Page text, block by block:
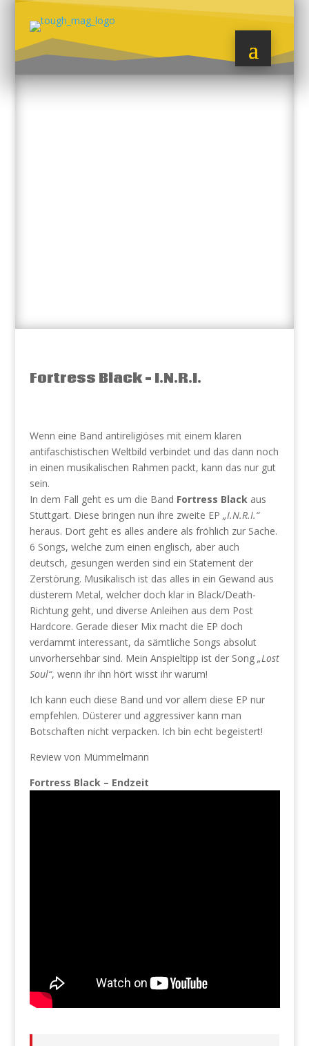
Fortress Black – I.N.R.I.
Wenn eine Band antireligiöses mit einem klaren
antifaschistischen Weltbild verbindet und das dann noch
in einen musikalischen Rahmen packt, kann das nur gut
sein.
In dem Fall geht es um die Band Fortress Blackaus
Stuttgart. Diese bringen nun ihre zweite EP „I.N.R.I.“
heraus. Dort geht es alles andere als fröhlich zur Sache.
6 Songs, welche zum einen englisch, aber auch
deutsch, gesungen werden sind ein Statement der
Zerstörung. Musikalisch ist das alles in ein Gewand aus
düsterem Metal, welcher doch klar in Black/Death-
Richtung geht, und diverse Anleihen aus dem Post
Hardcore. Gerade dieser Mix macht die EP doch
verdammt interessant, da sämtliche Songs absolut
unvorhersehbar sind. Mein Anspieltipp ist der Song „Lost
Soul“, wenn ihr ihn hört wisst ihr warum!
Ich kann euch diese Band und vor allem diese EP nur
empfehlen. Düsterer und aggressiver kann man
Botschaften nicht verpacken. Ich bin echt begeistert!
Review von Mümmelmann
Fortress Black – Endzeit